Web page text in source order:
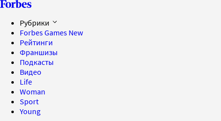
Рубрики
Forbes Games New
Рейтинги
Франшизы
Подкасты
Видео
Life
Woman
Sport
Young